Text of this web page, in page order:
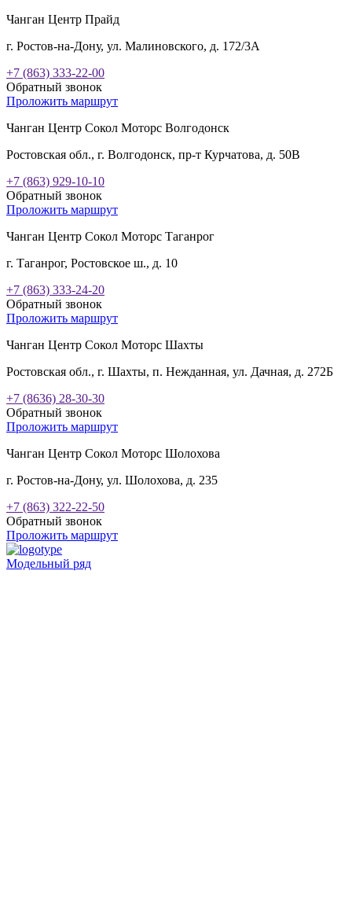
Чанган Центр Прайд
г. Ростов-на-Дону, ул. Малиновского, д. 172/3А
+7 (863) 333-22-00
Обратный звонок
Проложить маршрут
Чанган Центр Сокол Моторс Волгодонск
Ростовская обл., г. Волгодонск, пр-т Курчатова, д. 50В
+7 (863) 929-10-10
Обратный звонок
Проложить маршрут
Чанган Центр Сокол Моторс Таганрог
г. Таганрог, Ростовское ш., д. 10
+7 (863) 333-24-20
Обратный звонок
Проложить маршрут
Чанган Центр Сокол Моторс Шахты
Ростовская обл., г. Шахты, п. Нежданная, ул. Дачная, д. 272Б
+7 (8636) 28-30-30
Обратный звонок
Проложить маршрут
Чанган Центр Сокол Моторс Шолохова
г. Ростов-на-Дону, ул. Шолохова, д. 235
+7 (863) 322-22-50
Обратный звонок
Проложить маршрут
Модельный ряд